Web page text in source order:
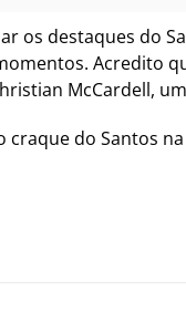
os destaques do
Acredito
McCardell,
craque do Santos